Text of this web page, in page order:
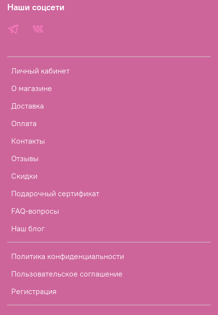
Личный кабинет
О магазине
Доставка
Оплата
Контакты
Отзывы
Скидки
Подарочный сертификат
FAQ-вопросы
Наш блог
Политика конфиденциальности
Пользовательское соглашение
Регистрация
Наши соцсети